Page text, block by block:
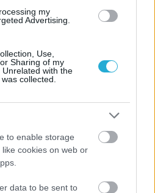
my
Advertising.
Use,
Sharing of my
with the
collected.
to enable storage
cookies on web or
data to be sent to
οι σημαντικότερες νίκες του